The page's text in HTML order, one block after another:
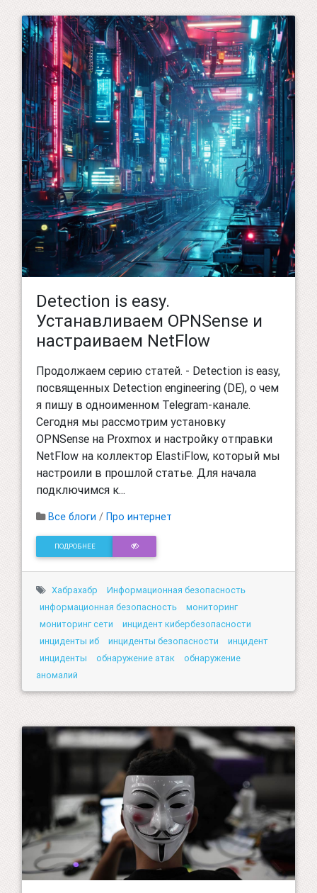
Detection is easy.
Устанавливаем OPNSense и
настраиваем NetFlow
Продолжаем серию статей. - Detection is easy,
посвященных Detection engineering (DE), о чем
я пишу в одноименном Telegram-канале.
Сегодня мы рассмотрим установку
OPNSense на Proxmox и настройку отправки
NetFlow на коллектор ElastiFlow, который мы
настроили в прошлой статье. Для начала
подключимся к...
Все блоги / Про интернет
ПОДРОБНЕЕ
Хабрахабр
Информационная безопасность
информационная безопасность
мониторинг
мониторинг сети
инцидент кибербезопасности
инциденты иб
инциденты безопасности
инцидент
инциденты
обнаружение атак
обнаружение
аномалий